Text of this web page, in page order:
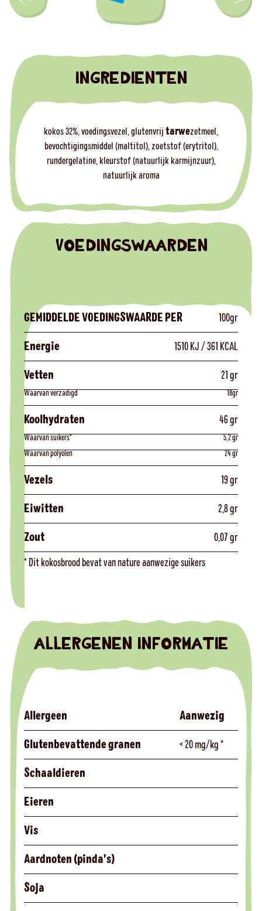
INGREDIENTEN
kokos 32%, voedingsvezel, glutenvrij tarwezetmeel,
bevochtigingsmiddel (maltitol), zoetstof (erytritol),
rundergelatine, kleurstof (natuurlijk karmijnzuur),
natuurlijk aroma
VOEDINGSWAARDEN
GEMIDDELDE VOEDINGSWAARDE PER 100gr
Energie 1510 KJ / 361 KCAL
Vetten 21 gr
Waarvan verzadigd 18gr
Koolhydraten 46 gr
Waarvan suikers*
5,2 gr
Waarvan polyolen
24 gr
Vezels 19 gr
Eiwitten 2,8 gr
Zout 0,07 gr
* Dit kokosbrood bevat van nature aanwezige suikers
ALLERGENEN INFORMATIE
Allergeen Aanwezig
Glutenbevattende granen < 20 mg/kg *
Schaaldieren
Eieren
Vis
Aardnoten (pinda's)
Soja